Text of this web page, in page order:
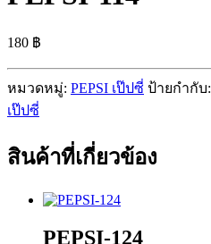
180 ฿
หมวดหมู่: PEPSI เป๊ปซี่ ป้ายกำกับ:
เป๊ปซี่
สินค้าที่เกี่ยวข้อง
PEPSI-124